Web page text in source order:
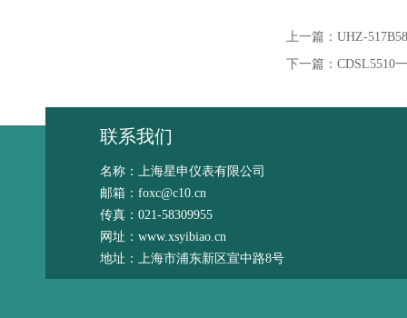
上一篇： UHZ-
下一篇： CDSL5510
联系我们
名称：上海星申仪表有限公司
邮箱：foxc@c10.cn
传真：021-58309955
网址：www.xsyibiao.cn
地址：上海市浦东新区宣中路8号